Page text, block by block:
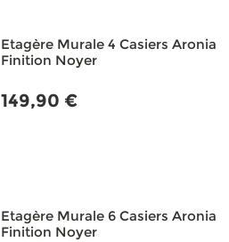
Etagère Murale 4 Casiers Aronia
Finition Noyer
149,90 €
Etagère Murale 6 Casiers Aronia
Finition Noyer